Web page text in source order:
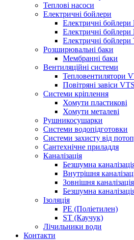
Теплові насоси
Електричні бойлери
Електричні бойлери
Електричні бойлери
Електричні бойлери
Розширювальні баки
Мембранні баки
Вентиляційні системи
Тепловентилятори
Повітряні завіси
Системи кріплення
Хомути пластикові
Хомути металеві
Рушникосушарки
Системи водопідготовки
Системи захисту від
Сантехнічне приладдя
Каналізація
Безшумна
Внутрішня
Зовнішня
Безшумна
Ізоляція
PE (Поліетилен)
ST (Каучук)
Лічильники води
Контакти